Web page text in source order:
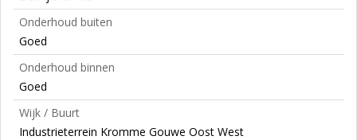
Onderhoud buiten
Goed
Onderhoud binnen
Goed
Wijk / Buurt
Industrieterrein Kromme Gouwe Oost West